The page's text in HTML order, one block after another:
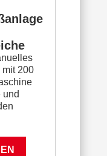
200
und